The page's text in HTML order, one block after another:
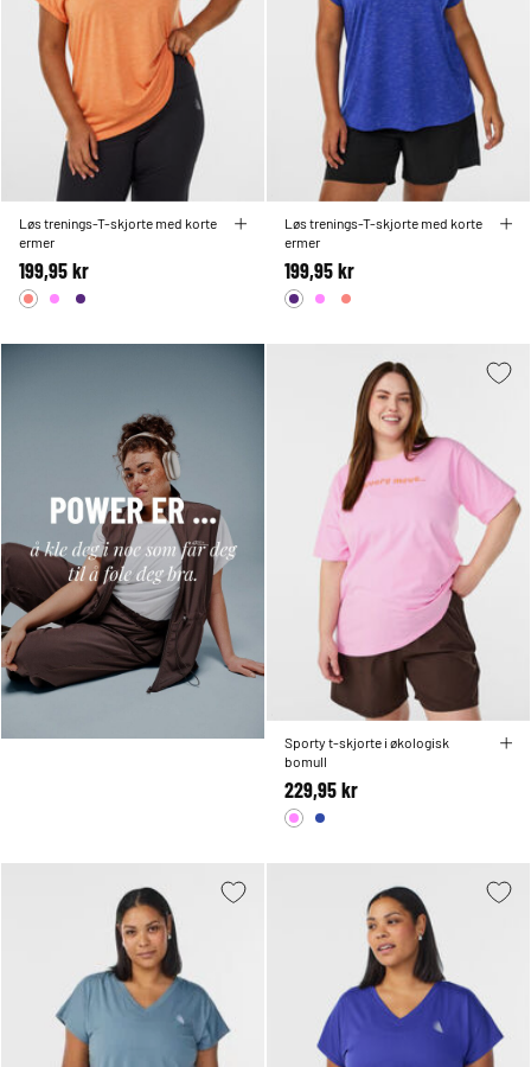
Løs trenings-T-skjorte med korte
ermer
199,95 kr
Løs trenings-T-skjorte med korte
ermer
199,95 kr
Sporty t-skjorte i økologisk
bomull
229,95 kr